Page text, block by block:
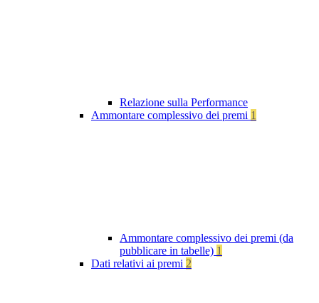
Relazione sulla Performance
Ammontare complessivo dei premi 1
Ammontare complessivo dei premi (da
pubblicare in tabelle) 1
Dati relativi ai premi 2